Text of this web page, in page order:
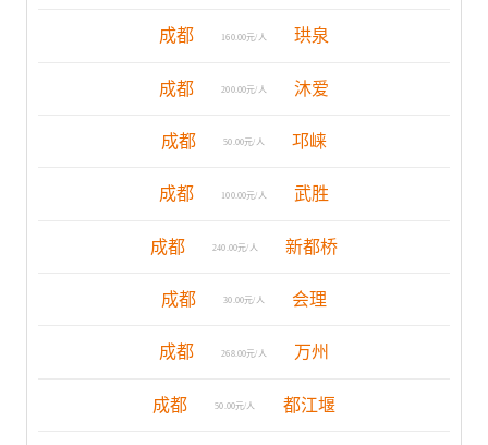
成都 160.00元/人 珙泉
成都 200.00元/人 沐爱
成都 50.00元/人 邛崃
成都 100.00元/人 武胜
成都 240.00元/人 新都桥
成都 30.00元/人 会理
成都 268.00元/人 万州
成都 50.00元/人 都江堰